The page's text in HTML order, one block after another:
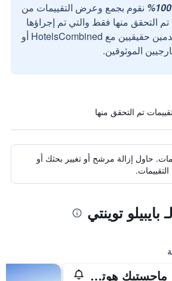
نقوم بجمع وعرض التقييمات من
التحقق منها فقط والتي تم إجراؤها
بواسطة مستخدمين حقيقيين مع HotelsCombined أو
الموثوقين.
حاول إزالة مرشح أو تغيير بحثك أو
توينتي
ماجستيك هوتل آند سبا برشلونة جي إل